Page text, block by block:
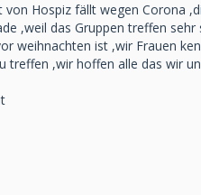
von Hospiz fällt wegen Corona
,weil das Gruppen treffen sehr
weihnachten ist ,wir Frauen
treffen ,wir hoffen alle das wir